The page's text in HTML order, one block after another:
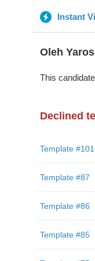
Instant
Oleh
This
Declined
Template #101
Template #87
Template #86
Template #85